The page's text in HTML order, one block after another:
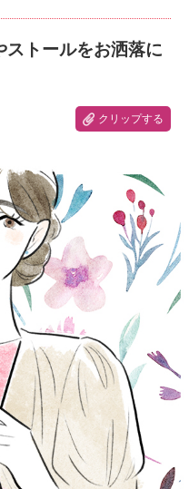
トールをお洒落に
クリップする